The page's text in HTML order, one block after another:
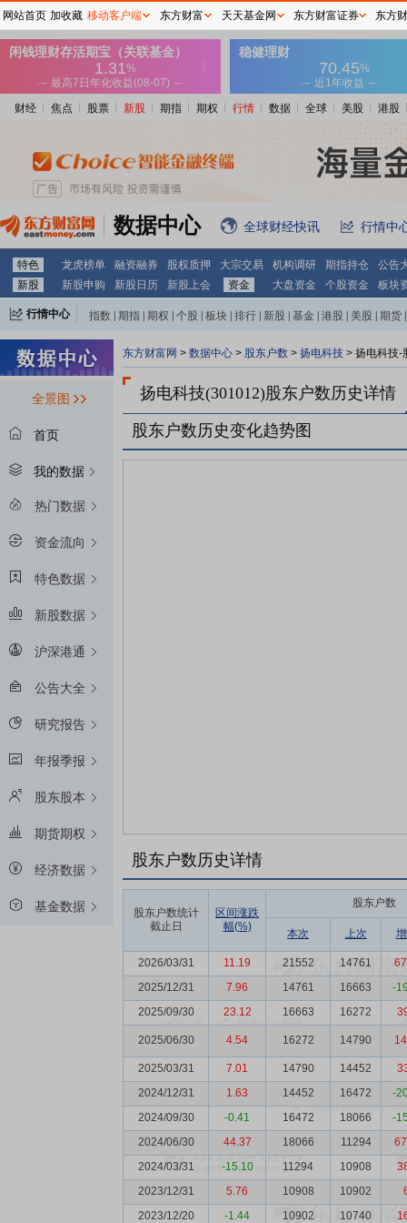
财经 焦点 股票 新股 期指 期权 行情 数据 全球 美股 港股
数据中心 全球财经快讯 行情中
特色 龙虎榜单 融资融券 股权质押 大宗交易 机构调研 期指持仓
公告
新股
新股申购 新股日历 新股上会 资金 大盘资金 个股资金 板块
行情中心 指数 期指 期权 个股 板块 排行 新股 基金 港股 美股 期货
全景图
首页
我的数据
热门数据
资金流向
特色数据
新股数据
沪深港通
公告大全
研究报告
年报季报
股东股本
期货期权
经济数据
基金数据
东方财富网 > 数据中心 > 股东户数 > 扬电科技 > 扬电科技-
扬电科技(301012)股东户数历史详情
股东户数历史变化趋势图
股东户数历史详情
股东户数统计
截止日
区间涨跌
幅(%)
股东户数
本次 上次
2026/03/31 11.19 21552 14761
2025/12/31
7.96 14761 16663
-
2025/09/30
23.12 16663 16272
2025/06/30 4.54 16272 14790
2025/03/31 7.01 14790 14452
2024/12/31
1.63 14452 16472
-
2024/09/30
-0.41 16472 18066
-
2024/06/30
44.37 18066 11294
2024/03/31
-15.10 11294 10908
2023/12/31
5.76 10908 10902
2023/12/20
-1.44 10902 10740
网站首页 加收藏 移动客户端 东方财富 天天基金网 东方财富证券 东方